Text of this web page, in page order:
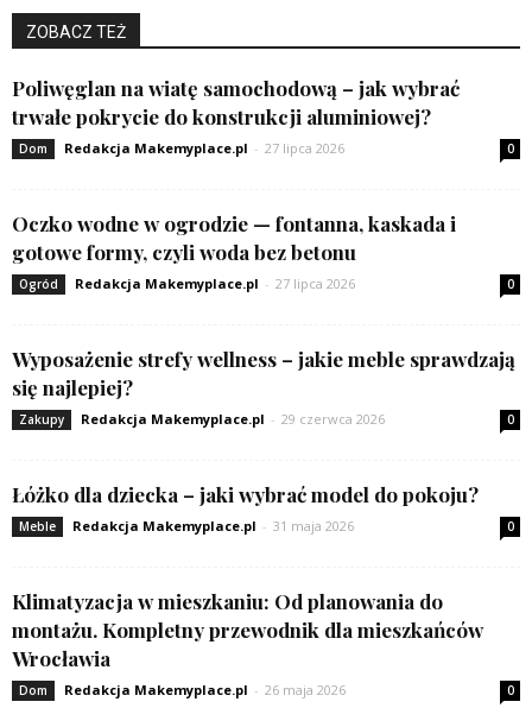
ZOBACZ TEŻ
Poliwęglan na wiatę samochodową – jak wybrać
trwałe pokrycie do konstrukcji aluminiowej?
Dom Redakcja Makemyplace.pl - 27 lipca 2026 0
Oczko wodne w ogrodzie — fontanna, kaskada i
gotowe formy, czyli woda bez betonu
Ogród Redakcja Makemyplace.pl - 27 lipca 2026 0
Wyposażenie strefy wellness – jakie meble sprawdzają
się najlepiej?
Zakupy Redakcja Makemyplace.pl - 29 czerwca 2026 0
Łóżko dla dziecka – jaki wybrać model do pokoju?
Meble Redakcja Makemyplace.pl - 31 maja 2026 0
Klimatyzacja w mieszkaniu: Od planowania do
montażu. Kompletny przewodnik dla mieszkańców
Wrocławia
Dom Redakcja Makemyplace.pl - 26 maja 2026 0